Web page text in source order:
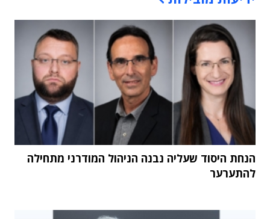
הנחת היסוד שעליה נבנה הניהול המודרני מתחילה
להתערער